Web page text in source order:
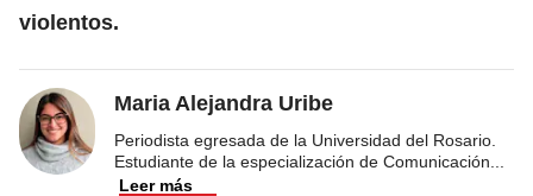
violentos.
Maria Alejandra Uribe
Periodista egresada de la Universidad del Rosario.
Estudiante de la especialización de Comunicación
Leer más